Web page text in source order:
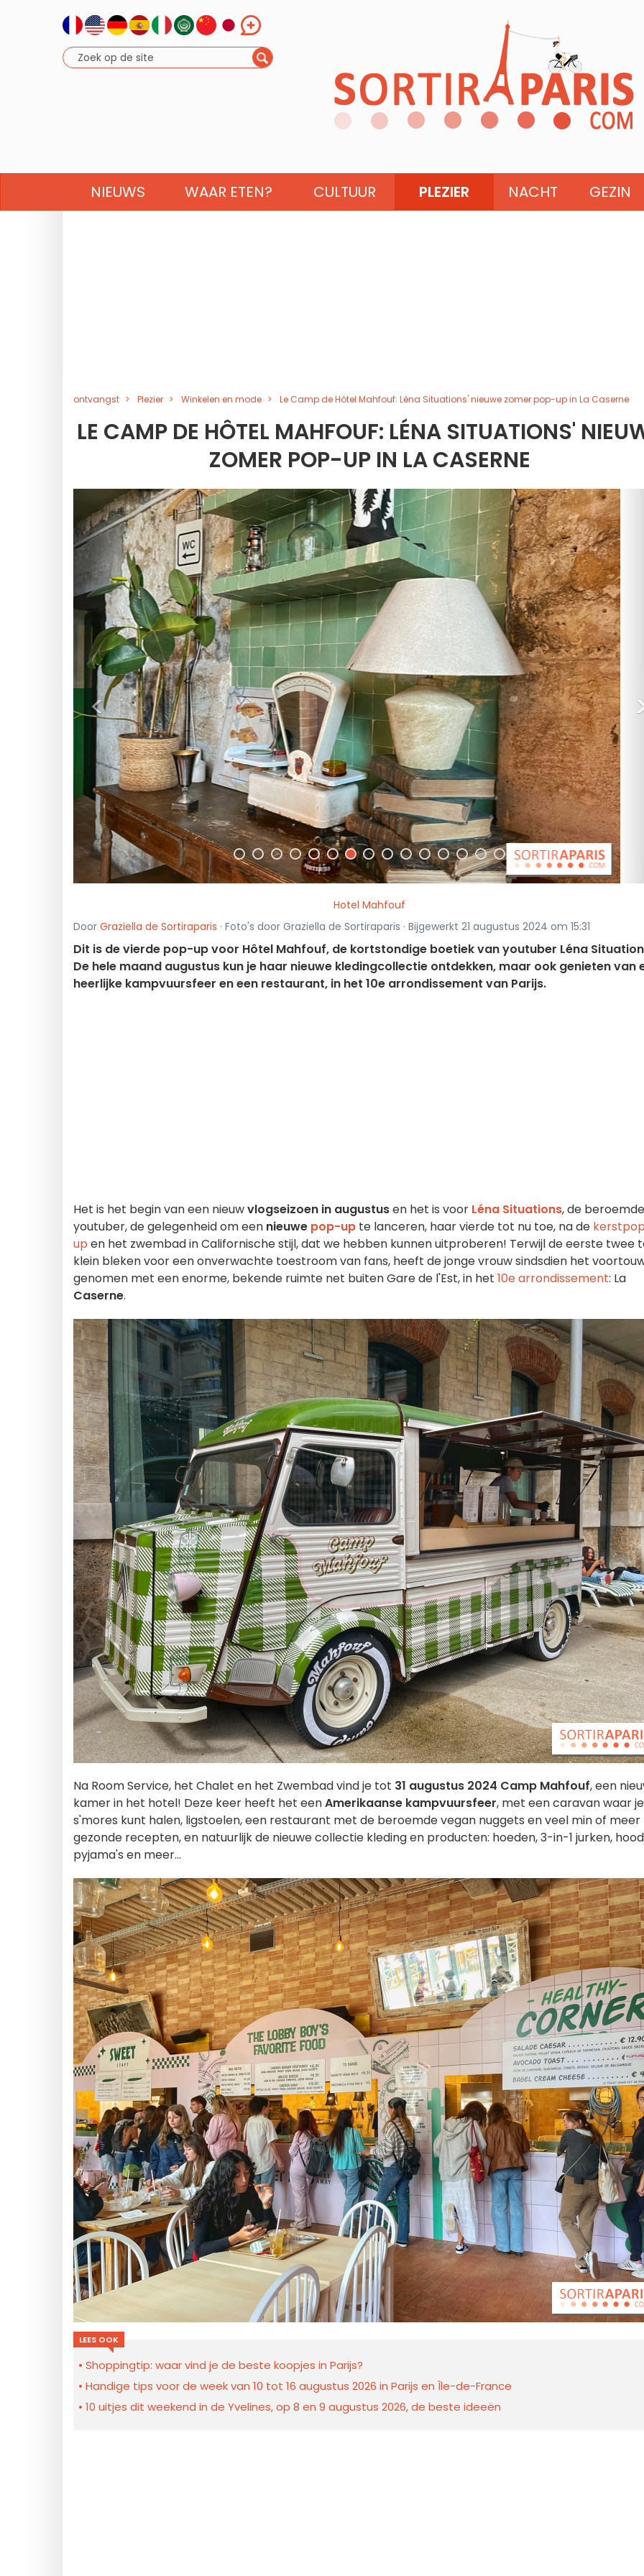
NIEUWS WAAR ETEN? CULTUUR PLEZIER NACHT GEZIN
ontvangst Plezier Winkelen en mode Le Camp de Hôtel Mahfouf: Léna Situations' nieuwe zomer pop-up in La Caserne
LE CAMP DE HÔTEL MAHFOUF: LÉNA SITUATIONS'
ZOMER POP-UP IN LA CASERNE
<
Hotel Mahfouf
Door Graziella de Sortiraparis · Foto's door Graziella de Sortiraparis · Bijgewerkt 21 augustus 2024 om 15:31
Dit is de vierde pop-up voor Hôtel Mahfouf, de kortstondige boetiek van youtuber Léna
De hele maand augustus kun je haar nieuwe kledingcollectie ontdekken, maar ook genieten van
heerlijke kampvuursfeer en een restaurant, in het 10e arrondissement van Parijs.
Het is het begin van een nieuwvlogseizoen in augustusen het is voor Léna Situations, de beroemde
youtuber, de gelegenheid om een nieuwe pop-up te lanceren, haar vierde tot nu toe, na de
up en het zwembad in Californische stijl, dat we hebben kunnen uitproberen! Terwijl de eerste twee
klein bleken voor een onverwachte toestroom van fans, heeft de jonge vrouw sindsdien het
genomen met een enorme, bekende ruimte net buiten Gare de l'Est, in het 10e arrondissement: La
Caserne.
Na Room Service, het Chalet en het Zwembad vind je tot 31 augustus 2024 Camp Mahfouf, een
kamer in het hotel! Deze keer heeft het eenAmerikaanse kampvuursfeer, met een caravan waar je
s'mores kunt halen, ligstoelen, een restaurant met de beroemde vegan nuggets en veel min of meer
gezonde recepten, en natuurlijk de nieuwe collectie kleding en producten: hoeden, 3-in-1 jurken,
pyjama's en meer...
LEES OOK
Shoppingtip: waar vind je de beste koopjes in Parijs?
Handige tips voor de week van 10 tot 16 augustus 2026 in Parijs en Île-de-France
10 uitjes dit weekend in de Yvelines, op 8 en 9 augustus 2026, de beste ideeën